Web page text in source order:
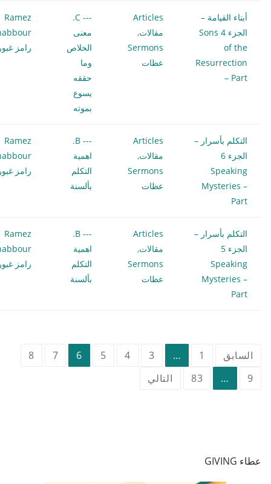
أبناء القيامة –
الجزء 4 Sons
of the
Resurrection
– Part
Articles
مقالات,
Sermons
عظات
--- C.
معنى
الخلاص
وما
حققه
يسوع
بموته
Ramez
رامز
التكلم بأسرار –
الجزء 6
Speaking
Mysteries –
Part
Articles
مقالات,
Sermons
عظات
--- B.
اهمية
التكلم
بألسنة
Ramez
رامز
التكلم بأسرار –
الجزء 5
Speaking
Mysteries –
Part
Articles
مقالات,
Sermons
عظات
--- B.
اهمية
التكلم
بألسنة
Ramez
رامز
تعدد
صفحات
المقالات
السابق 1
…
3
4
5
6
7
8
9
…
83 التالي
عطاء GIVING